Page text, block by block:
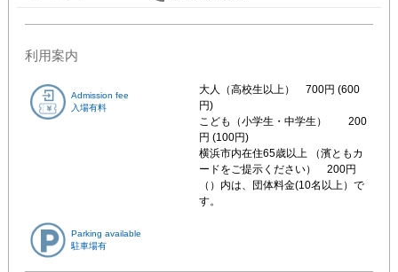
利用案内
Admission fee
入場有料
大人（高校生以上）	700円 (600
円)
こども（小学生・中学生）	200
円 (100円)
横浜市内在住65歳以上 （濱ともカ
ードをご提示ください）	200円
（）内は、団体料金(10名以上）で
す。
Parking available
駐車場有